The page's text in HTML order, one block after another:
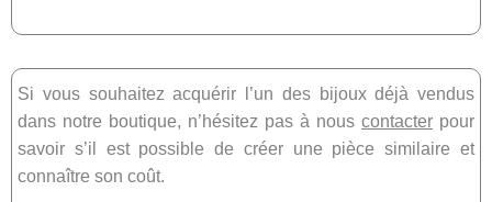
Si vous souhaitez acquérir l’un des bijoux déjà vendus
dans notre boutique, n’hésitez pas à nous contacter pour
savoir s’il est possible de créer une pièce similaire et
connaître son coût.